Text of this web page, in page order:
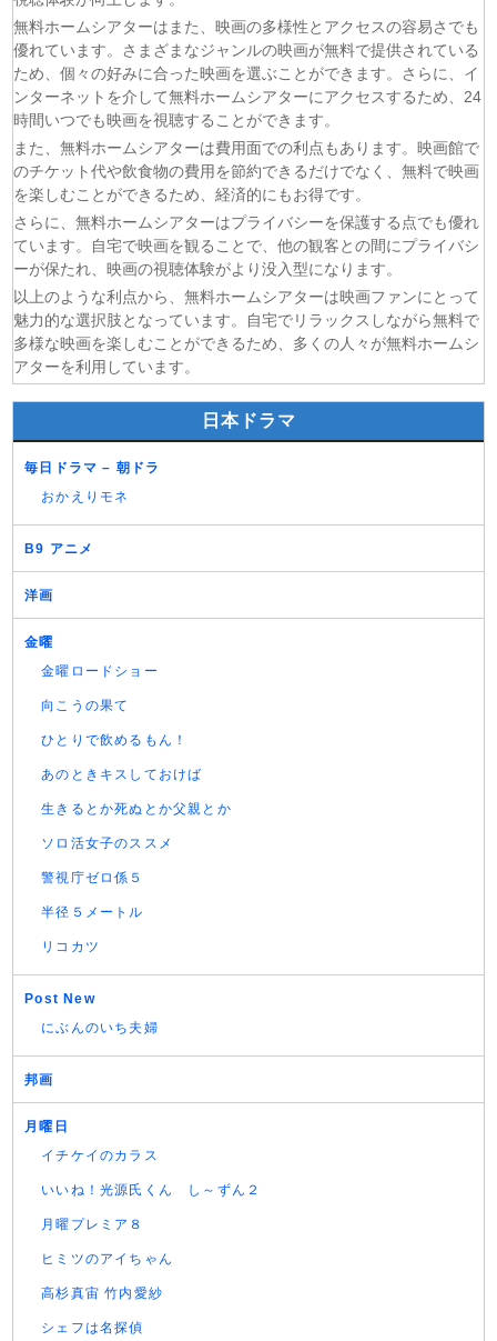
(08/08) BLEACH 千年血戦篇-禍進譚- 第3話
(08/08)BLACK TORCH 第6話
(08/08)猫と竜 第7話
(08/08)告白ー25年目の秘密ー 第5話
(08/08)クレヨンしんちゃん 2026年8月8日
(08/08) ドラえもん 2026年8月8日
無料ホームシアターはまた、映画の多様性とアクセスの容易さでも
優れています。さまざまなジャンルの映画が無料で提供されている
ため、個々の好みに合った映画を選ぶことができます。さらに、イ
ンターネットを介して無料ホームシアターにアクセスするため、24
時間いつでも映画を視聴することができます。
また、無料ホームシアターは費用面での利点もあります。映画館で
のチケット代や飲食物の費用を節約できるだけでなく、無料で映画
を楽しむことができるため、経済的にもお得です。
さらに、無料ホームシアターはプライバシーを保護する点でも優れ
ています。自宅で映画を観ることで、他の観客との間にプライバシ
ーが保たれ、映画の視聴体験がより没入型になります。
以上のような利点から、無料ホームシアターは映画ファンにとって
魅力的な選択肢となっています。自宅でリラックスしながら無料で
多様な映画を楽しむことができるため、多くの人々が無料ホームシ
アターを利用しています。
日本ドラマ
毎日ドラマ – 朝ドラ
おかえりモネ
B9 アニメ
洋画
金曜
金曜ロードショー
向こうの果て
ひとりで飲めるもん！
あのときキスしておけば
生きるとか死ぬとか父親とか
ソロ活女子のススメ
警視庁ゼロ係５
半径５メートル
リコカツ
Post New
にぶんのいち夫婦
邦画
月曜日
イチケイのカラス
いいね！光源氏くん し～ずん２
月曜プレミア８
ヒミツのアイちゃん
高杉真宙 竹内愛紗
シェフは名探偵